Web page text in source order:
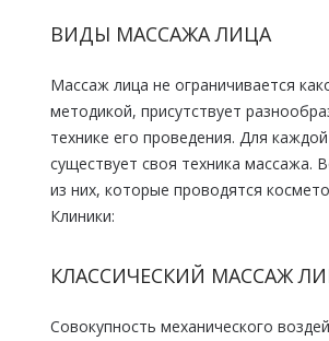
ВИДЫ МАССАЖА ЛИЦА
Массаж лица не ограничивается
методикой, присутствует
технике его проведения. Для
существует своя техника массажа.
из них, которые проводятся
Клиники:
КЛАССИЧЕСКИЙ МАССАЖ
Совокупность механического